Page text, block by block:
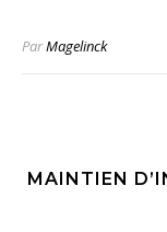
ParMagelinck
MAINTIEN